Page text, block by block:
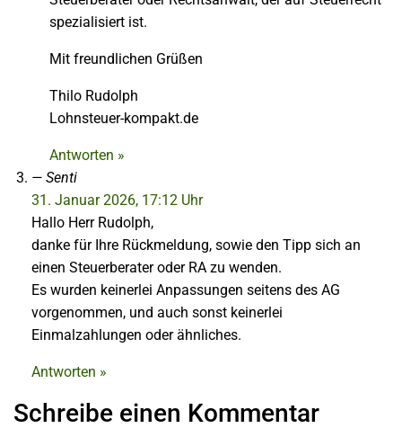
spezialisiert ist.
Mit freundlichen Grüßen
Thilo Rudolph
Lohnsteuer-kompakt.de
Antworten »
Senti
31. Januar 2026, 17:12 Uhr
Hallo Herr Rudolph,
danke für Ihre Rückmeldung, sowie den Tipp sich an
einen Steuerberater oder RA zu wenden.
Es wurden keinerlei Anpassungen seitens des AG
vorgenommen, und auch sonst keinerlei
Einmalzahlungen oder ähnliches.
Antworten »
Schreibe einen Kommentar